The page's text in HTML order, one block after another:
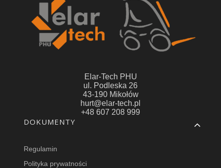
Elar-Tech PHU
ul. Podleska 26
43-190 Mikołów
hurt@elar-tech.pl
+48 607 208 999
Linki w stopce
DOKUMENTY
Regulamin
Polityka prywatności